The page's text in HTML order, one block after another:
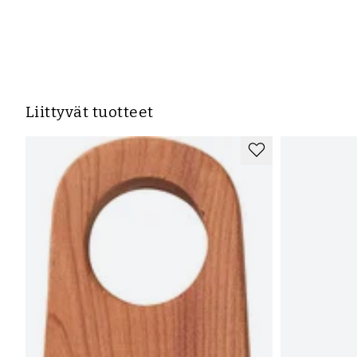
Liittyvät tuotteet